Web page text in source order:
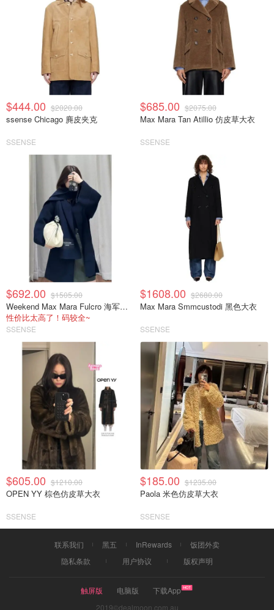
$444.00 $2020.00
ssense Chicago 麂皮夹克
SSENSE
$685.00 $2075.00
Max Mara Tan Atillio 仿皮草大衣
SSENSE
$692.00 $1505.00
Weekend Max Mara Fulcro 海军蓝围巾外套
性价比太高了！码较全~
SSENSE
$1608.00 $2680.00
Max Mara Smmcustodi 黑色大衣
SSENSE
$605.00 $1210.00
OPEN YY 棕色仿皮草大衣
SSENSE
$185.00 $1235.00
Paola 米色仿皮草大衣
SSENSE
联系我们 黑五 InRewards
饭团外卖
隐私条款
用户协议 版权声明
触屏版 电脑版
下载App
2019©dealmoon.com.au